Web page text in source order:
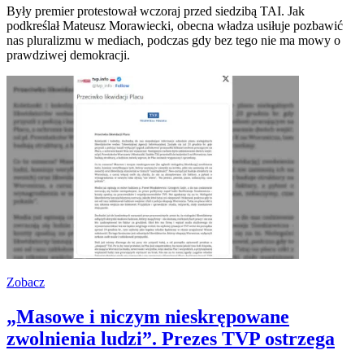
Były premier protestował wczoraj przed siedzibą TAI. Jak
podkreślał Mateusz Morawiecki, obecna władza usiłuje pozbawić
nas pluralizmu w mediach, podczas gdy bez tego nie ma mowy o
prawdziwej demokracji.
Zobacz
„Masowe i niczym nieskrępowane
zwolnienia ludzi”. Prezes TVP ostrzega